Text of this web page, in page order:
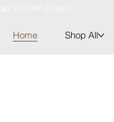
Home Shop All